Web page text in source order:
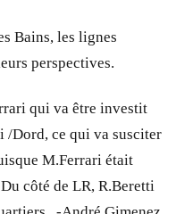
Bains, les lignes
perspectives.
qui va être investit
/Dord, ce qui va susciter
M.Ferrari était
côté de LR, R.Beretti